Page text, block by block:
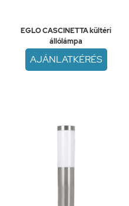
EGLO CASCINETTA kültéri
állólámpa
AJÁNLATKÉRÉS